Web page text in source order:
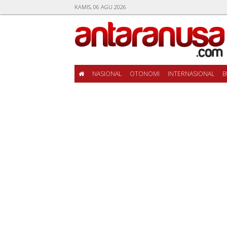
KAMIS, 06 AGU 2026
NASIONAL OTONOMI INTERNASIONAL